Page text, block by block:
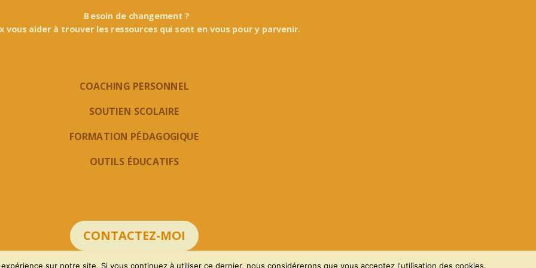
Besoin de changement ?
vous aider à trouver les ressources qui sont en vous pour y parvenir.
COACHING PERSONNEL
SOUTIEN SCOLAIRE
FORMATION PÉDAGOGIQUE
OUTILS ÉDUCATIFS
CONTACTEZ-MOI
sur notre site. Si vous continuez à utiliser ce dernier, nous considérerons que vous acceptez l'utilisation des cookies.